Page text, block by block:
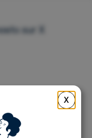
sur X
X